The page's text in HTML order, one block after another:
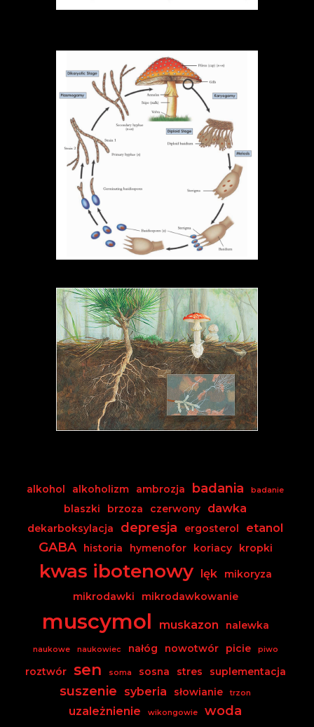
alkohol alkoholizm ambrozja badania badanie
blaszki brzoza czerwony dawka
dekarboksylacja depresja ergosterol etanol
GABA historia hymenofor koriacy kropki
kwas ibotenowy lęk
mikoryza
mikrodawki
mikrodawkowanie
muscymol muskazon nalewka
naukowe naukowiec nałóg nowotwór picie piwo
roztwór sen soma sosna stres suplementacja
suszenie syberia słowianie trzon
uzależnienie wikongowie woda